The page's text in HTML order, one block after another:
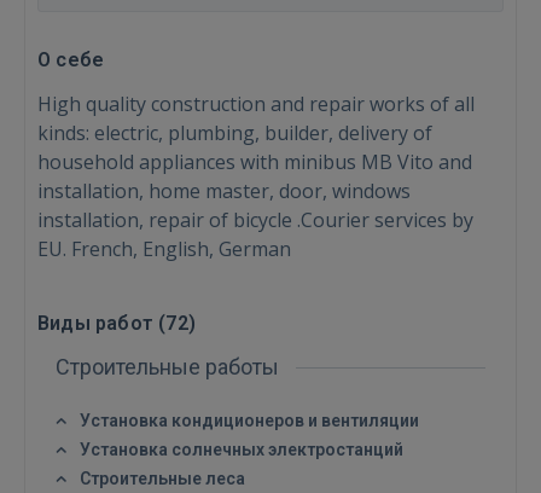
О себе
High quality construction and repair works of all
kinds: electric, plumbing, builder, delivery of
household appliances with minibus MB Vito and
installation, home master, door, windows
installation, repair of bicycle .Courier services by
EU. French, English, German
Виды работ (72)
Строительные работы
Установка кондиционеров и вентиляции
Установка солнечных электростанций
Строительные леса